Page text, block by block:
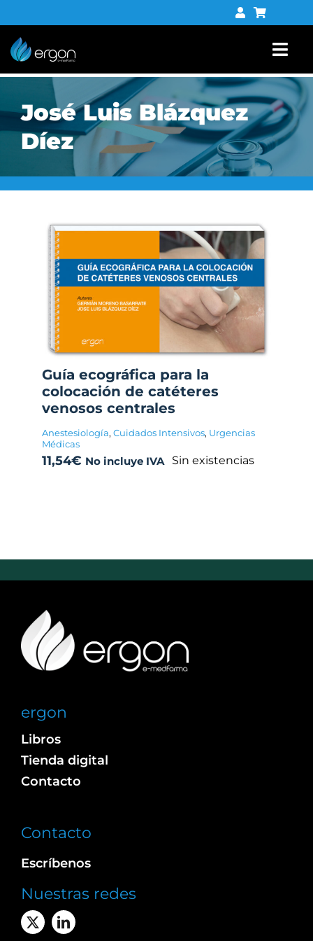
al
contenido
Tienda digital
José Luis Blázquez
Díez
Guía ecográfica para la
colocación de catéteres
venosos centrales
Anestesiología, Cuidados Intensivos, Urgencias
Médicas
11,54€ No incluye IVA Sin existencias
ergon
Libros
Tienda digital
Contacto
Contacto
Escríbenos
Nuestras redes